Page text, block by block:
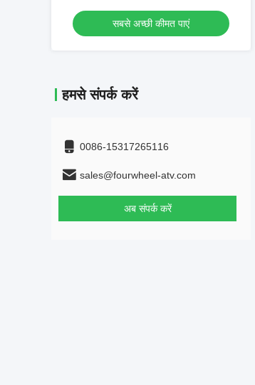
सबसे अच्छी कीमत पाएं
हमसे संपर्क करें
0086-15317265116
sales@fourwheel-atv.com
अब संपर्क करें